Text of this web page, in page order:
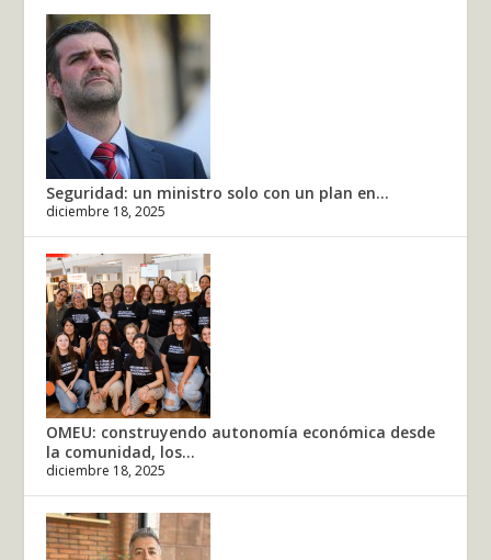
Seguridad: un ministro solo con un plan en...
diciembre 18, 2025
OMEU: construyendo autonomía económica desde
la comunidad, los...
diciembre 18, 2025